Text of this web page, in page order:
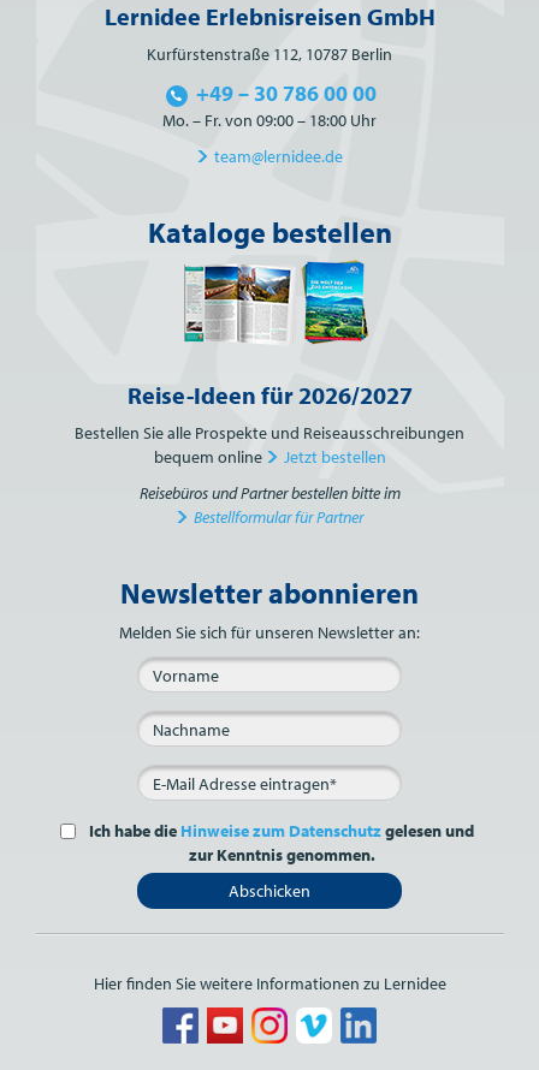
Lernidee Erlebnisreisen GmbH
Kurfürstenstraße 112, 10787 Berlin
+49 – 30 786 00 00
Mo. – Fr. von 09:00 – 18:00 Uhr
team@lernidee.de
Kataloge bestellen
Reise-Ideen für 2026/2027
Bestellen Sie alle Prospekte und Reiseausschreibungen
bequem online
Jetzt bestellen
Reisebüros und Partner bestellen bitte im
Bestellformular für Partner
Bitte nicht ausfüllen.
Newsletter abonnieren
Melden Sie sich für unseren Newsletter an:
Ich habe die Hinweise zum Datenschutzgelesen und
zur Kenntnis genommen.
Abschicken
Hier finden Sie weitere Informationen zu Lernidee